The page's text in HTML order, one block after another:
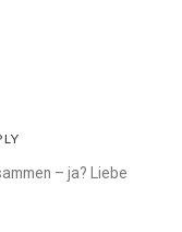
– ja? Liebe